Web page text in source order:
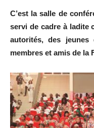
C’est la salle de
servi de cadre à ladite
autorités, des
membres et amis de la